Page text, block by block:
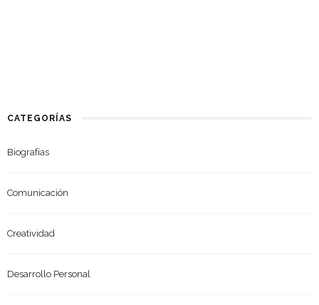
CATEGORÍAS
Biografías
Comunicación
Creatividad
Desarrollo Personal